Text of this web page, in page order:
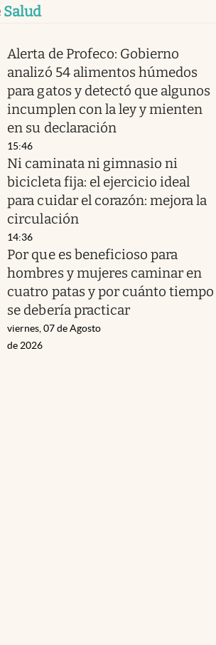
Salud
Alerta de Profeco: Gobierno
analizó 54 alimentos húmedos
para gatos y detectó que algunos
incumplen con la ley y mienten
en su declaración
15:46
Ni caminata ni gimnasio ni
bicicleta fija: el ejercicio ideal
para cuidar el corazón: mejora la
circulación
14:36
Por que es beneficioso para
hombres y mujeres caminar en
cuatro patas y por cuánto tiempo
se debería practicar
viernes, 07 de Agosto
de 2026